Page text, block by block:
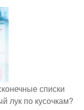
списки
лук по кусочкам?